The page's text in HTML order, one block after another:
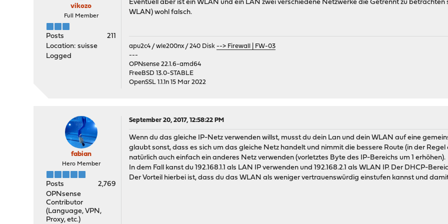
vikozo
Full Member
Posts
211
Location: suisse
Logged
Eventuell aber ist ein WLAN und ein LAN zwei verschiedene Netzwerke die Getrennt zu
WLAN) wohl falsch.
apu2c4 / wle200nx / 240 Disk--> Firewall | FW-03
---
OPNsense 22.1.6-amd64
FreeBSD 13.0-STABLE
OpenSSL 1.1.1n 15 Mar 2022
fabian
Hero Member
Posts
2,769
OPNsense
Contributor
(Language, VPN,
Proxy, etc.)
September 20, 2017, 12:58:22 PM
Wenn du das gleiche IP-Netz verwenden willst, musst du dein Lan und dein WLAN auf eine
glaubt sonst, dass es sich um das gleiche Netz handelt und nimmit die bessere Route (in der
natürlich auch einfach ein anderes Netz verwenden (vorletztes Byte des IP-Bereichs um 1 erhöhen).
In dem Fall kanst du 192.168.1.1 als LAN IP verwenden und 192.168.2.1 als WLAN IP. Der DHCP-
Der Vorteil hierbei ist, dass du das WLAN als weniger vertrauenswürdig einstufen kannst und